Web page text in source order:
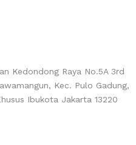
Kedondong Raya No.5A 3rd
Kec. Pulo Gadung,
Ibukota Jakarta 13220